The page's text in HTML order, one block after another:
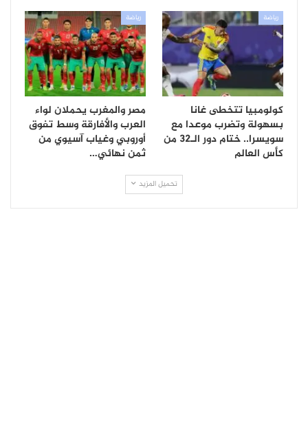
رياضة
كولومبيا تتخطى غانا
بسهولة وتضرب موعدا مع
سويسرا.. ختام دور الـ32 من
كأس العالم
رياضة
مصر والمغرب يحملان لواء
العرب والأفارقة وسط تفوق
أوروبي وغياب آسيوي من
ثمن نهائي…
تحميل المزيد